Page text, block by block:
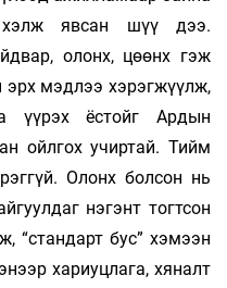
явсан шүү дээ.
олонх, цөөнх гэж
эрх мэдлээ хэрэгжүүлж,
үүрэх ёстойг Ардын
ойлгох учиртай. Тийм
Олонх болсон нь
нэгэнт тогтсон
“стандарт бус” хэмээн
хариуцлага, хяналт